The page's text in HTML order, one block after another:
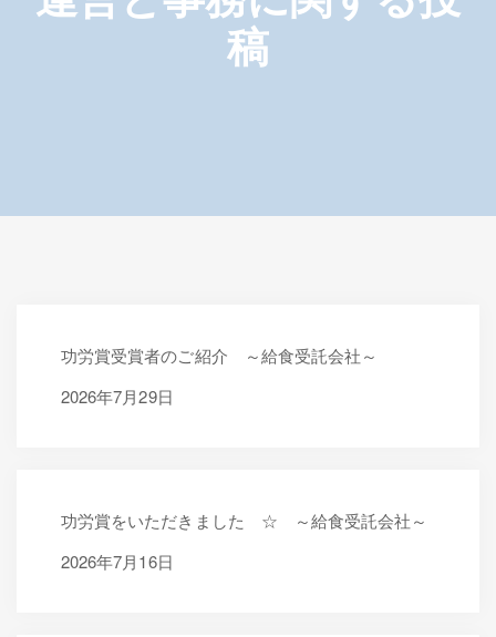
稿
功労賞受賞者のご紹介 ～給食受託会社～
2026年7月29日
功労賞をいただきました ☆ ～給食受託会社～
2026年7月16日